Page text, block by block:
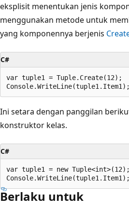
eksplisit menentukan jenis
menggunakan metode untuk
yang komponennya berjenis
C#
var tuple1 = Tuple.Create(12);
Ini setara dengan panggilan
konstruktor kelas.
C#
var tuple1 = new Tuple<int>(12);
Berlaku untuk